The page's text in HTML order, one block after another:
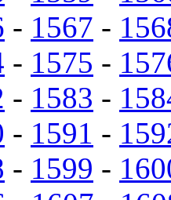
- 1567 -
- 1575 -
- 1583 -
- 1591 -
- 1599 -